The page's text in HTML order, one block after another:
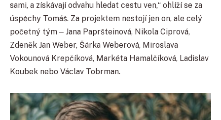
sami, a získávají odvahu hledat cestu ven,“ ohlíží se za
úspěchy Tomáš. Za projektem nestojí jen on, ale celý
početný tým ‒ Jana Papršteinová, Nikola Ciprová,
Zdeněk Jan Weber, Šárka Weberová, Miroslava
Vokounová Krepčíková, Markéta Hamalčíková, Ladislav
Koubek nebo Václav Tobrman.